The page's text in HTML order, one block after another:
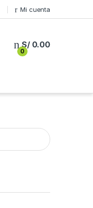
Mi cuenta
0
S/0.00